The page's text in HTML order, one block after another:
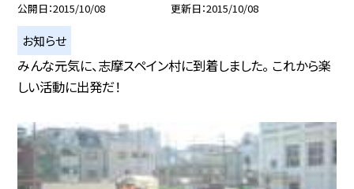
公開日 2015/10/08 更新日 2015/10/08
お知らせ
みんな元気に、志摩スペイン村に到着しました。 これから楽
しい活動に出発だ！